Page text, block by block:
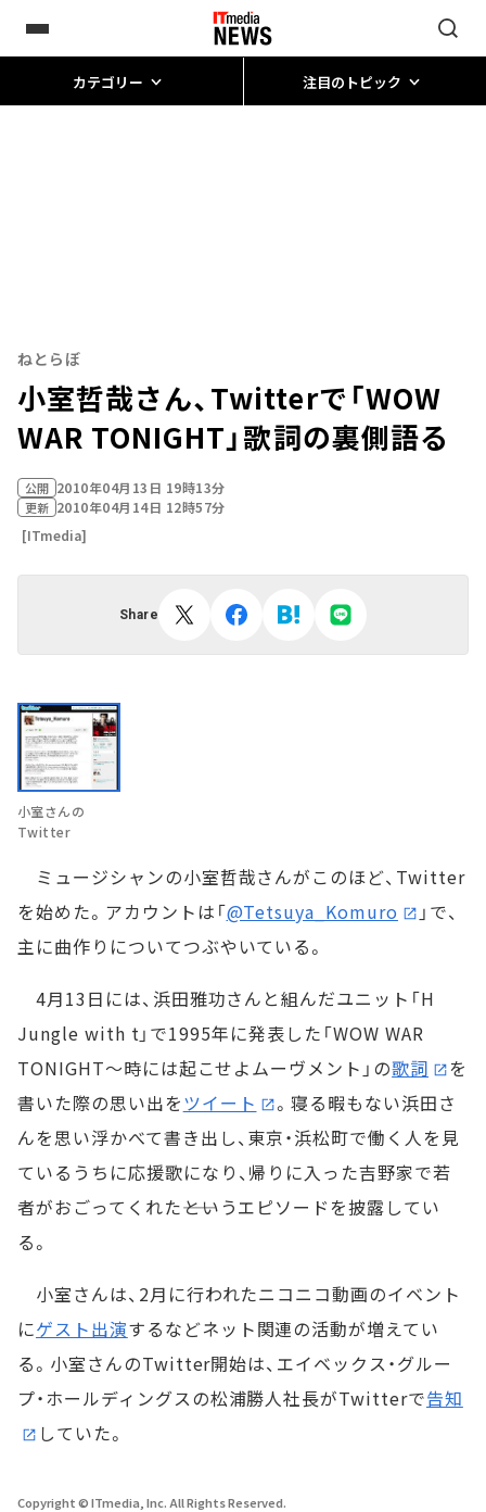
カテゴリー 注目のトピック
ねとらぼ
小室哲哉さん、Twitterで「WOW
WAR TONIGHT」歌詞の裏側語る
公開 2010年04月13日 19時13分
更新 2010年04月14日 12時57分
[ITmedia]
Share
小室さんの
Twitter
ミュージシャンの小室哲哉さんがこのほど、Twitter
を始めた。アカウントは「@Tetsuya_Komuro
」で、
主に曲作りについてつぶやいている。
4月13日には、浜田雅功さんと組んだユニット「H
Jungle with t」で1995年に発表した「WOW WAR
TONIGHT～時には起こせよムーヴメント」の歌詞
を
書いた際の思い出をツイート
。寝る暇もない浜田さ
んを思い浮かべて書き出し、東京・浜松町で働く人を見
ているうちに応援歌になり、帰りに入った吉野家で若
者がおごってくれた――というエピソードを披露してい
る。
小室さんは、2月に行われたニコニコ動画のイベント
にゲスト出演するなどネット関連の活動が増えてい
る。小室さんのTwitter開始は、エイベックス・グルー
プ・ホールディングスの松浦勝人社長がTwitterで告知
していた。
Copyright © ITmedia, Inc. All Rights Reserved.